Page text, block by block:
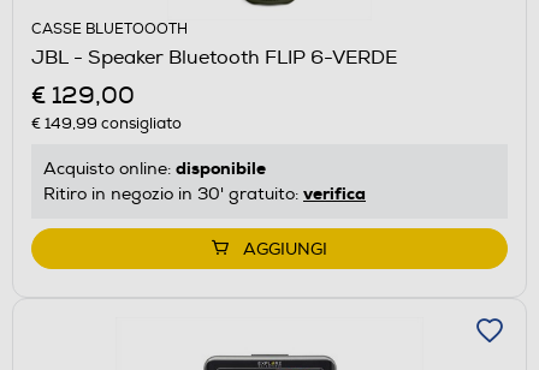
CASSE BLUETOOOTH
JBL - Speaker Bluetooth FLIP 6-VERDE
€ 129,00
€ 149,99 consigliato
Acquisto online: disponibile
Ritiro in negozio in 30' gratuito: verifica
AGGIUNGI